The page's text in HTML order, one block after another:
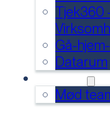
Tjek360
Gå-
Datarum
Mød